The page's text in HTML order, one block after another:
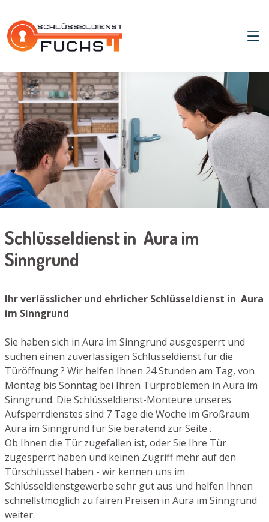
Schlüsseldienst in Aura im
Sinngrund
Ihr verlässlicher und ehrlicher Schlüsseldienst in Aura
im Sinngrund
Sie haben sich in Aura im Sinngrund ausgesperrt und
suchen einen zuverlässigen Schlüsseldienst für die
Türöffnung ? Wir helfen Ihnen 24 Stunden am Tag, von
Montag bis Sonntag bei Ihren Türproblemen in Aura im
Sinngrund. Die Schlüsseldienst-Monteure unseres
Aufsperrdienstes sind 7 Tage die Woche im Großraum
Aura im Sinngrund für Sie beratend zur Seite .
Ob Ihnen die Tür zugefallen ist, oder Sie Ihre Tür
zugesperrt haben und keinen Zugriff mehr auf den
Türschlüssel haben - wir kennen uns im
Schlüsseldienstgewerbe sehr gut aus und helfen Ihnen
schnellstmöglich zu fairen Preisen in Aura im Sinngrund
weiter.